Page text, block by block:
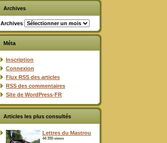
Archives
Archives
Méta
Inscription
Connexion
Flux RSS des articles
RSS des commentaires
Site de WordPress-FR
Articles les plus consultés
Lettres du Mastrou
44 330 views